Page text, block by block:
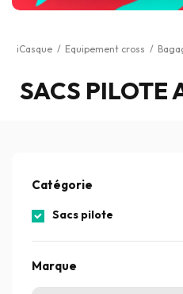
iCasque / Equipement cross /
SACS PILOTE
Catégorie
Sacs pilote
Marque